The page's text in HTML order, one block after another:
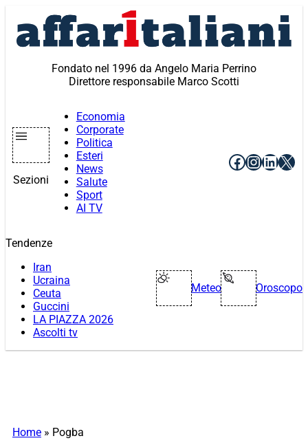
contenuto
Fondato nel 1996 da Angelo Maria Perrino
Direttore responsabile Marco Scotti
Sezioni
Economia
Corporate
Politica
Esteri
News
Salute
Sport
AI TV
Facebook
X
Tendenze
Iran
Ucraina
Ceuta
Guccini
LA PIAZZA 2026
Ascolti tv
Meteo Oroscopo
Home » Pogba